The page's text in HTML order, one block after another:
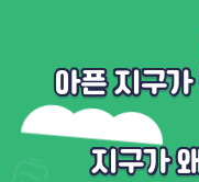
아픈 지구
지구가